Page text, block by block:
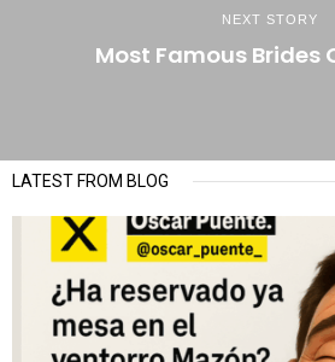
NEXT STORY
Most Famous Brides
LATEST FROM BLOG